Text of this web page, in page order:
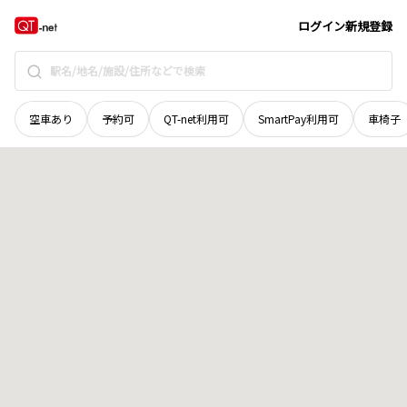
ログイン新規登録
空車あり 予約可 QT-net利用可 SmartPay利用可 車椅子
徳島県